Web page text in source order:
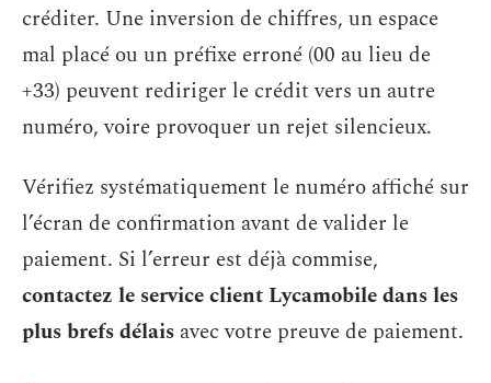
créditer. Une inversion de chiffres, un espace
mal placé ou un préfixe erroné (00 au lieu de
+33) peuvent rediriger le crédit vers un autre
numéro, voire provoquer un rejet silencieux.
Vérifiez systématiquement le numéro affiché sur
l’écran de confirmation avant de valider le
paiement. Si l’erreur est déjà commise,
contactez le service client Lycamobile dans les
plus brefs délais avec votre preuve de paiement.